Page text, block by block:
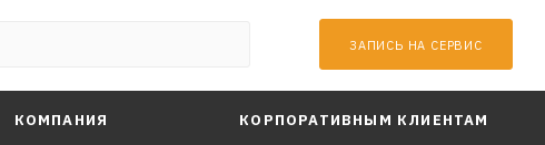
ЗАПИСЬ НА СЕРВИС
КОМПАНИЯ КОРПОРАТИВНЫМ КЛИЕНТАМ